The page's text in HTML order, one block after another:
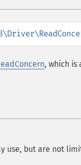
, which
use, but are not